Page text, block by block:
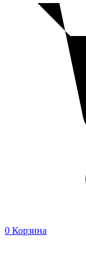
0 Корзина